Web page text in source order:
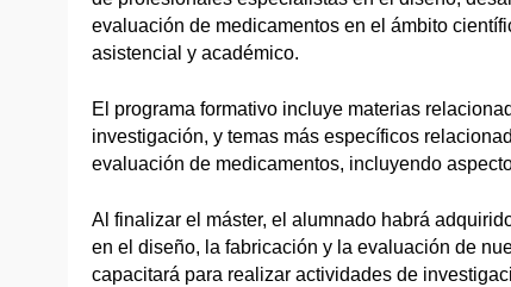
evaluación de medicamentos en el ámbito
asistencial y académico.
El programa formativo incluye materias
investigación, y temas más específicos
evaluación de medicamentos, incluyendo
Al finalizar el máster, el alumnado habrá
en el diseño, la fabricación y la evaluación de
capacitará para realizar actividades de